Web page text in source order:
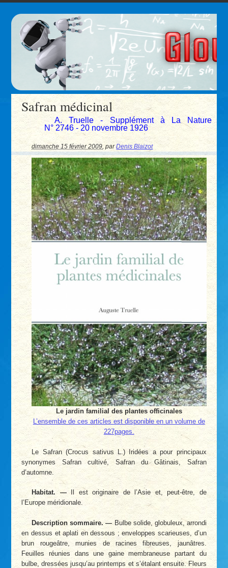
Safran médicinal
A. Truelle - Supplément à La Nature
N° 2746 - 20 novembre 1926
dimanche 15 février 2009 ,parDenis Blaizot
Le jardin familial des plantes officinales
L’ensemble de ces articles est disponible en un volume de
227pages.
Le Safran (Crocus sativus L.) Iridées a pour principaux
synonymes Safran cultivé, Safran du Gâtinais, Safran
d’automne.
Habitat. —Il est originaire de l’Asie et, peut-être, de
l’Europe méridionale.
Description sommaire. —Bulbe solide, globuleux, arrondi
en dessus et aplati en dessous ; enveloppes scarieuses, d’un
brun rougeâtre, munies de racines fibreuses, jaunâtres.
Feuilles réunies dans une gaine membraneuse partant du
bulbe, dressées jusqu’au printemps et s’étalant ensuite. Fleurs